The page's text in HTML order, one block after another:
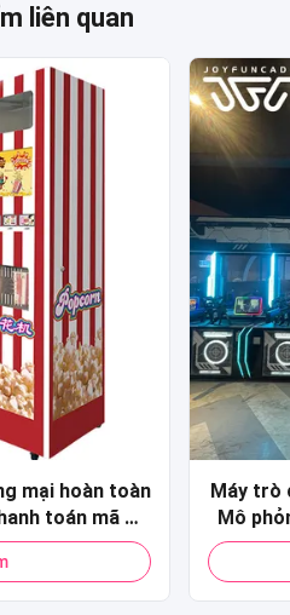
liên quan
mại hoàn toàn
toán mã QR
cho trung
Máy trò
Mô
xu